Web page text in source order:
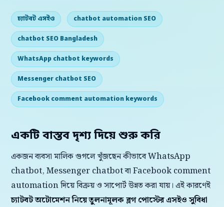
চ্যাটবট এসইও chatbot automation SEO
chatbot SEO Bangladesh
WhatsApp chatbot keywords
Messenger chatbot SEO
Facebook comment automation keywords
একটি বাস্তব দৃশ্য দিয়ে শুরু করি
একজন ব্যবসা মালিক গুগলে খুঁজছেন কীভাবে WhatsApp
chatbot, Messenger chatbot বা Facebook comment
automation দিয়ে বিক্রয় ও সাপোর্ট উন্নত করা যায়। এই কারণেই
চ্যাটবট অটোমেশন নিয়ে তুলনামূলক ব্লগ পোস্টের এসইও সুবিধা